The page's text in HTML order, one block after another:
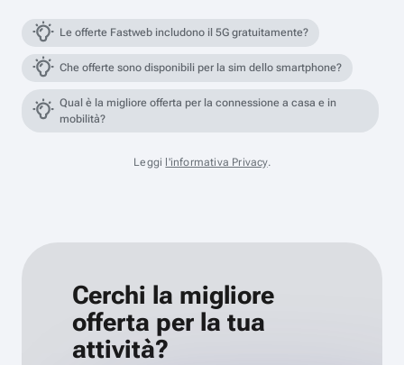
Le offerte Fastweb includono il 5G gratuitamente?
Che offerte sono disponibili per la sim dello smartphone?
Qual è la migliore offerta per la connessione a casa e in
mobilità?
Leggi l'informativa Privacy.
Cerchi la migliore
offerta per la tua
attività?